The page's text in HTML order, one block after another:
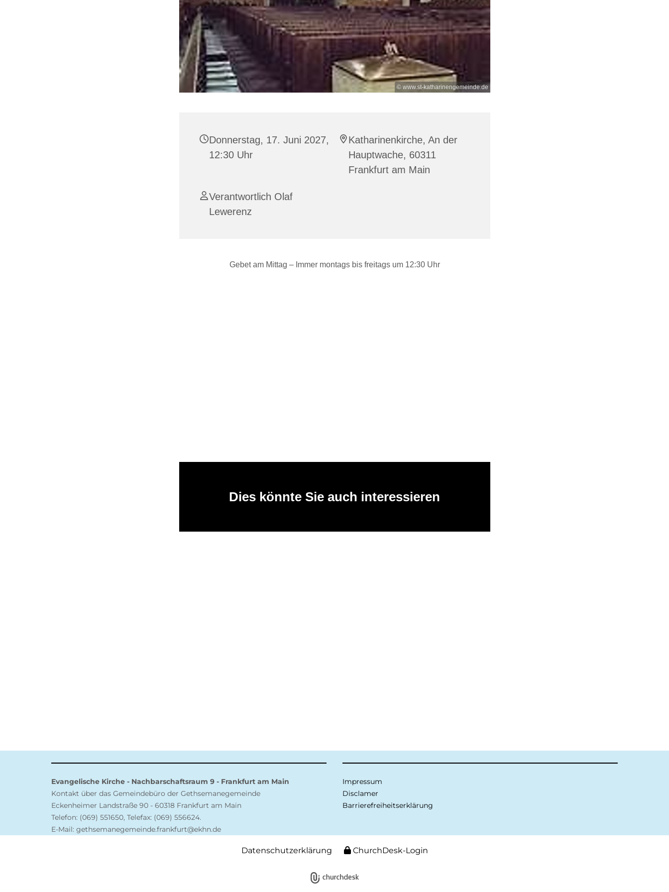
© www.st-katharinengemeinde.de
Donnerstag, 17. Juni 2027,
12:30 Uhr
Katharinenkirche, An der
Hauptwache, 60311
Frankfurt am Main
Verantwortlich Olaf
Lewerenz
Gebet am Mittag – Immer montags bis freitags um 12:30 Uhr
Dies könnte Sie auch interessieren
Evangelische Kirche - Nachbarschaftsraum 9 - Frankfurt am Main
Kontakt über das Gemeindebüro der Gethsemanegemeinde
Eckenheimer Landstraße 90 - 60318 Frankfurt am Main
Telefon: (069) 551650, Telefax: (069) 556624.
E-Mail: gethsemanegemeinde.frankfurt@ekhn.de
Impressum
Disclamer
Barrierefreiheitserklärung
Datenschutzerklärung ChurchDesk-Login